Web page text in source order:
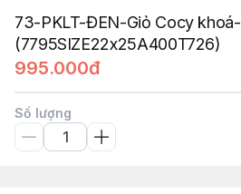
73-PKLT-ĐEN-Giỏ Cocy khoá-
(7795SIZE22x25A400T726)
995.000đ
Số lượng